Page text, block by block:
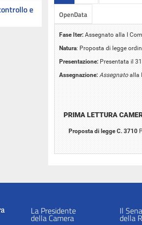
e
OpenData
Fase Iter: Assegnato alla I
Natura: Proposta di legge
Presentazione: Presentata il
Assegnazione: Assegnatoalla
PRIMA LETTURA
Proposta di legge C. 3710
La Presidente
della Camera
Il
della